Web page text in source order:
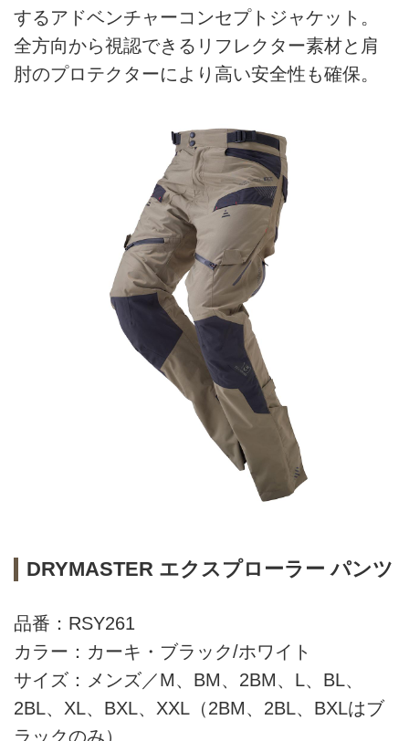
するアドベンチャーコンセプトジャケット。
全方向から視認できるリフレクター素材と肩
肘のプロテクターにより高い安全性も確保。
DRYMASTER エクスプローラー パンツ
品番：RSY261
カラー：カーキ・ブラック/ホワイト
サイズ：メンズ／M、BM、2BM、L、BL、
2BL、XL、BXL、XXL（2BM、2BL、BXLはブ
ラックのみ）